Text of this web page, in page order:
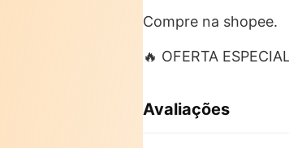
Compre na shopee.
🔥 OFERTA
Avaliações